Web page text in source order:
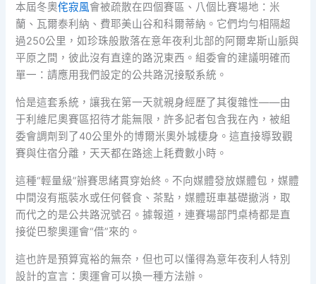
本屆冬奧侘寂風會被疏散在四個賽區、八個比賽場地：米
蘭、瓦爾泰利納、費耶美山谷和科爾蒂納。它們均勻相隔超
過250公里，如珍珠般散落在意年夜利北部的阿爾卑斯山脈與
平原之間，彼此沒有直達的路況東西。組委會的建議明確而
單一：請應用我們設定的公共路況接駁系統。
恰是這套系統，讓我在第一天就親身經歷了其復雜性——由
于利維尼奧賽區招待才能無限，許多記者包含我在內，被組
委會調劑到了40公里外的博爾米奧外城棲身。這直接導致觀
賽與住宿分離，天天都在路途上耗費數小時。
這種“輕量級”辦賽思緒貫穿始終。不向媒體發放媒體包，媒體
中間沒有瓶裝水或任何餐食、茶點，媒體班車基礎撤消，取
而代之的是公共路況號召。據報道，連賽場部門桌椅都是直
接從巴黎奧運會“借”來的。
這也許是預算寬裕的無奈，但也可以懂得為意年夜利人特別
設計的宣言：奧運會可以換一種方法辦。